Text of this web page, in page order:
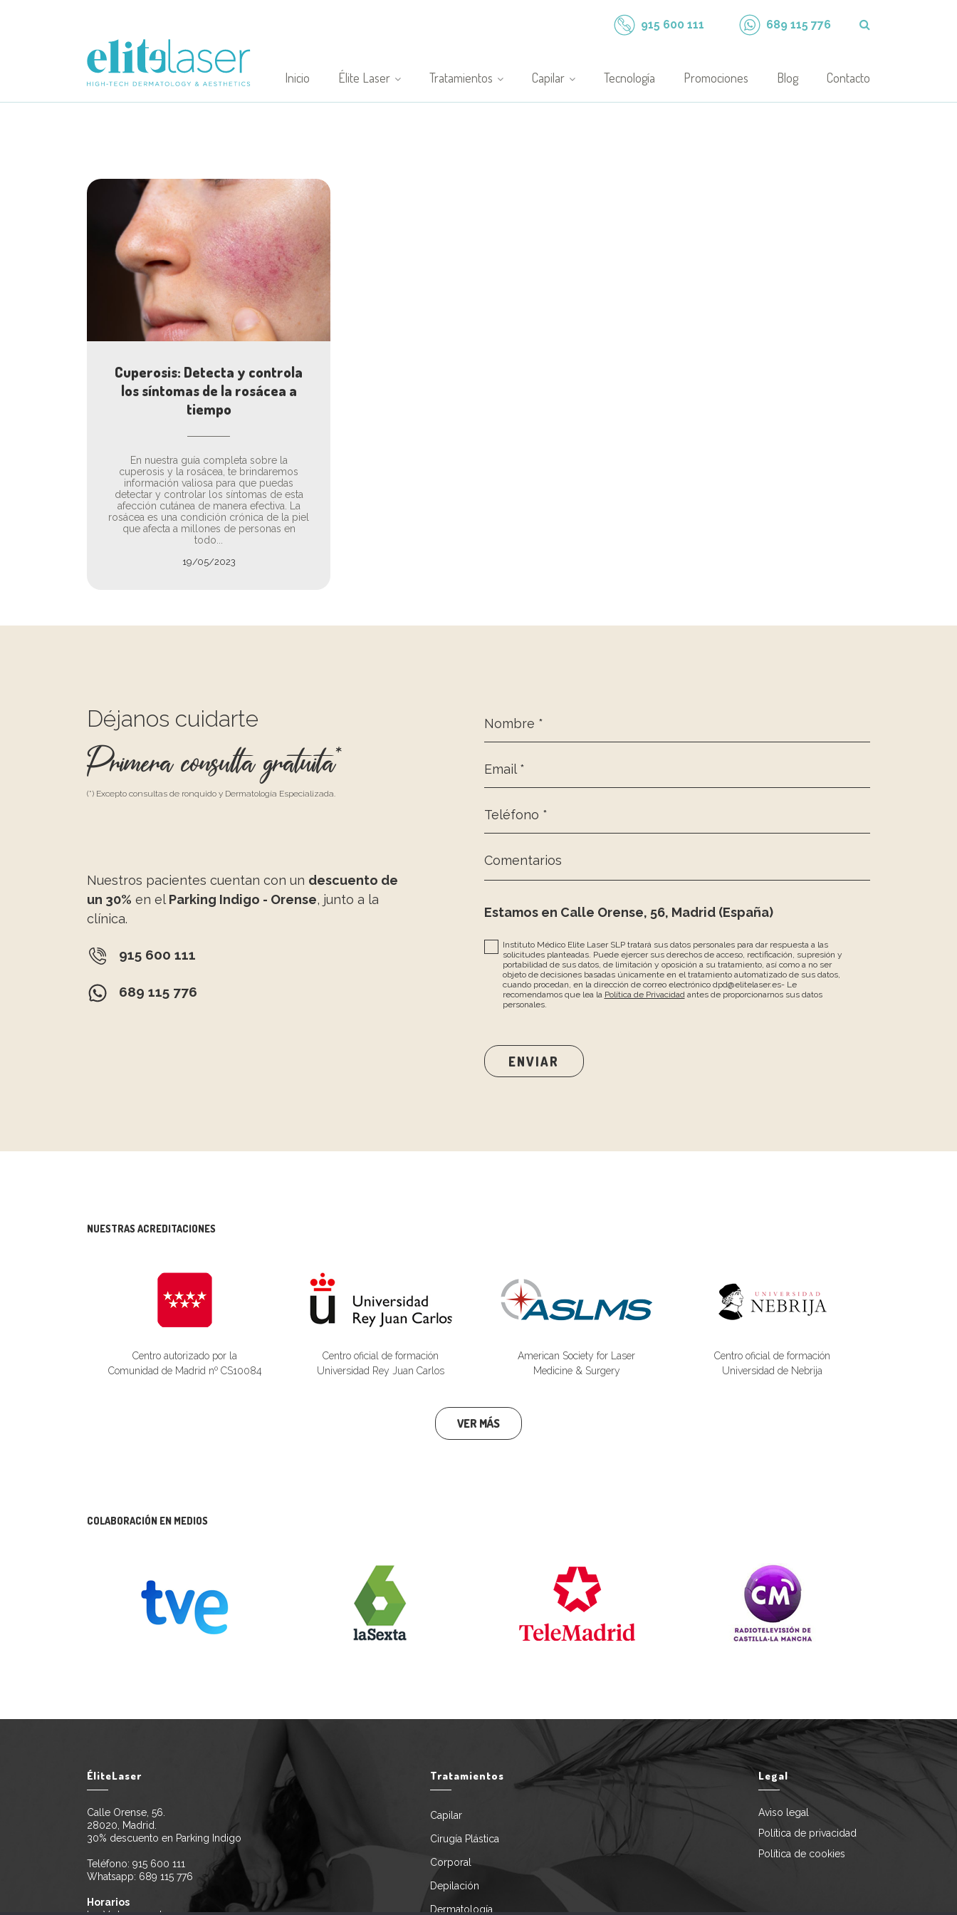
915 600 111 689 115 776
Inicio Élite Laser Tratamientos Capilar Tecnología Promociones Blog Contacto
Cuperosis: Detecta y controla
los síntomas de la rosácea a
tiempo
En nuestra guía completa sobre la
cuperosis y la rosácea, te brindaremos
información valiosa para que puedas
detectar y controlar los síntomas de esta
afección cutánea de manera efectiva. La
rosácea es una condición crónica de la piel
que afecta a millones de personas en
todo...
19/05/2023
Déjanos cuidarte
Primera consulta gratuita*
(*) Excepto consultas de ronquido y Dermatología Especializada.
Nuestros pacientes cuentan con un descuento de
un 30% en el Parking Indigo - Orense, junto a la
clínica.
915 600 111
689 115 776
Nombre *
Email *
Teléfono *
Comentarios
Estamos en Calle Orense, 56, Madrid (España)
Instituto Médico Elite Laser SLP tratará sus datos personales para dar respuesta a las
solicitudes planteadas. Puede ejercer sus derechos de acceso, rectificación, supresión y
portabilidad de sus datos, de limitación y oposición a su tratamiento, así como a no ser
objeto de decisiones basadas únicamente en el tratamiento automatizado de sus datos,
cuando procedan, en la dirección de correo electrónico dpd@elitelaser.es- Le
recomendamos que lea la Política de Privacidadantes de proporcionarnos sus datos
personales.
NUESTRAS ACREDITACIONES
Centro autorizado por la
Comunidad de Madrid nº CS10084
Centro oficial de formación
Universidad Rey Juan Carlos
American Society for Laser
Medicine & Surgery
Centro oficial de formación
Universidad de Nebrija
VER MÁS
COLABORACIÓN EN MEDIOS
ÉliteLaser
Calle Orense, 56.
28020, Madrid.
30% descuento en Parking Indigo
Teléfono: 915 600 111
Whatsapp: 689 115 776
Horarios
Tratamientos
Capilar
Cirugía Plástica
Corporal
Depilación
Dermatología
Legal
Aviso legal
Política de privacidad
Política de cookies